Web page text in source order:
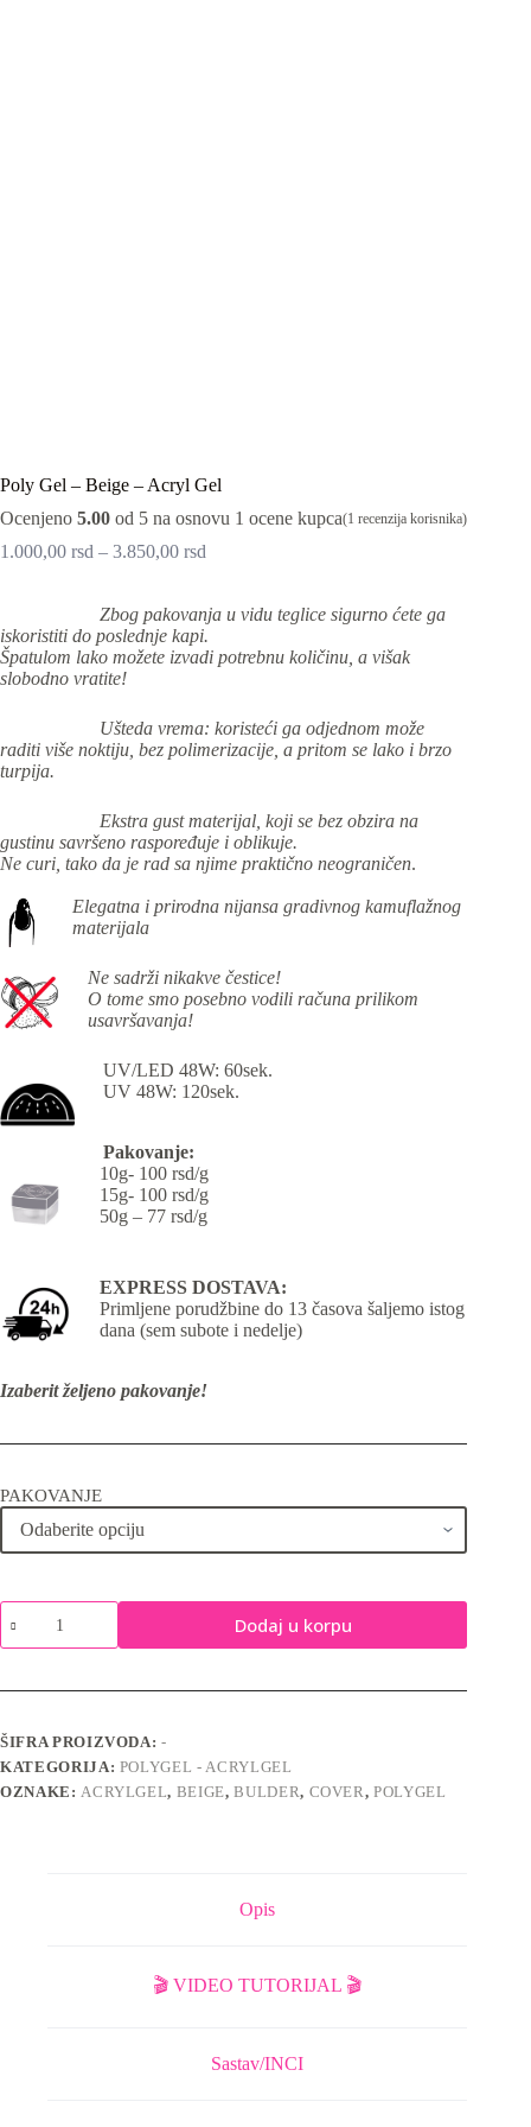
Poly Gel – Beige – Acryl Gel
Ocenjeno 5.00 od 5 na osnovu 1 ocene kupca(1 recenzija korisnika)
1.000,00 rsd – 3.850,00 rsd
Zbog pakovanja u vidu teglice sigurno ćete ga
iskoristiti do poslednje kapi.
Špatulom lako možete izvadi potrebnu količinu, a višak
slobodno vratite!
Ušteda vrema: koristeći ga odjednom može
raditi više noktiju, bez polimerizacije, a pritom se lako i brzo
turpija.
Ekstra gust materijal, koji se bez obzira na
gustinu savršeno raspoređuje i oblikuje.
Ne curi, tako da je rad sa njime praktično neograničen.
Elegatna i prirodna nijansa gradivnog kamuflažnog
materijala
Ne sadrži nikakve čestice!
O tome smo posebno vodili računa prilikom
usavršavanja!
UV/LED 48W: 60sek.
UV 48W: 120sek.
Pakovanje:
10g- 100 rsd/g
15g- 100 rsd/g
50g – 77 rsd/g
EXPRESS DOSTAVA:
Primljene porudžbine do 13 časova šaljemo istog
dana (sem subote i nedelje)
Izaberit željeno pakovanje!
PAKOVANJE
Poly
Gel
-
-
Gel
količina
Dodaj u korpu
ŠIFRA PROIZVODA:-
KATEGORIJA: POLYGEL - ACRYLGEL
OZNAKE:ACRYLGEL, BEIGE,BULDER, COVER,POLYGEL
Opis
🎬 VIDEO TUTORIJAL 🎬
Sastav/INCI